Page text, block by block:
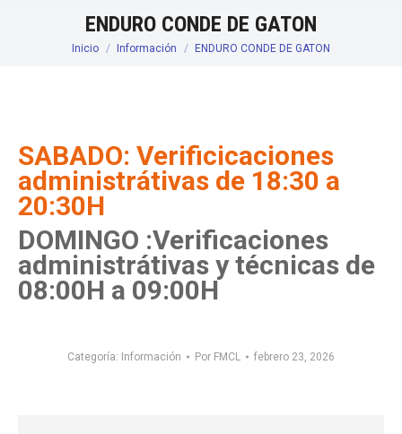
ENDURO CONDE DE GATON
Estás aquí:
Inicio Información ENDURO CONDE DE GATON
SABADO: Verificicaciones
administrátivas de 18:30 a
20:30H
DOMINGO :Verificaciones
administrátivas y técnicas de
08:00H a 09:00H
Categoría: Información Por FMCL febrero 23, 2026